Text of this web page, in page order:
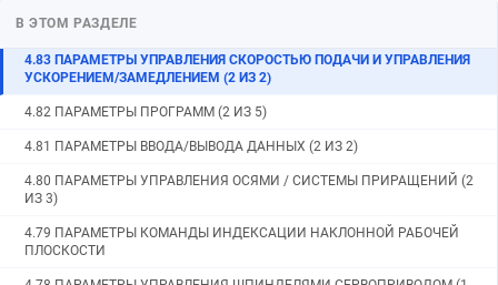
В ЭТОМ РАЗДЕЛЕ
4.84 ПАРАМЕТРЫ ПЕРЕЗАПУСКА ПРОГРАММ (2 ИЗ 2)
4.83 ПАРАМЕТРЫ УПРАВЛЕНИЯ СКОРОСТЬЮ ПОДАЧИ И УПРАВЛЕНИЯ
УСКОРЕНИЕМ/ЗАМЕДЛЕНИЕМ (2 ИЗ 2)
4.82 ПАРАМЕТРЫ ПРОГРАММ (2 ИЗ 5)
4.81 ПАРАМЕТРЫ ВВОДА/ВЫВОДА ДАННЫХ (2 ИЗ 2)
4.80 ПАРАМЕТРЫ УПРАВЛЕНИЯ ОСЯМИ / СИСТЕМЫ ПРИРАЩЕНИЙ (2
ИЗ 3)
4.79 ПАРАМЕТРЫ КОМАНДЫ ИНДЕКСАЦИИ НАКЛОННОЙ РАБОЧЕЙ
ПЛОСКОСТИ